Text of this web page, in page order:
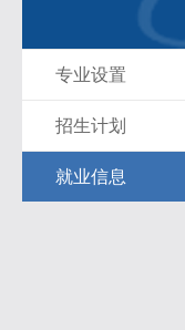
专业设置
招生计划
就业信息